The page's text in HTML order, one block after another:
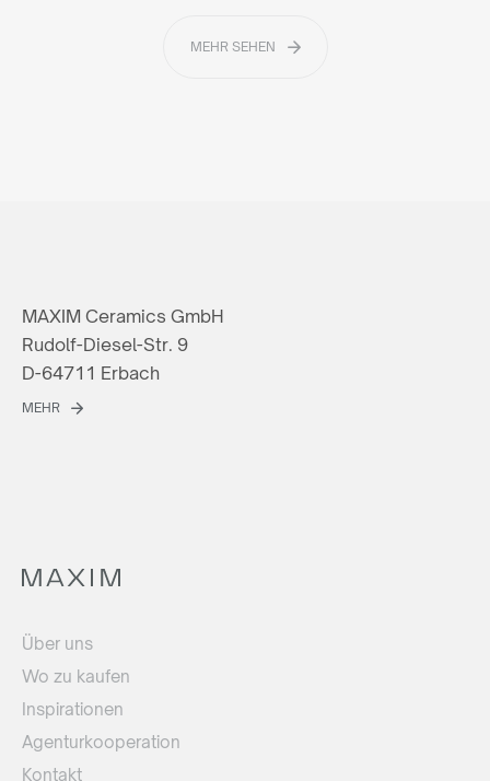
MEHR SEHEN
MAXIM Ceramics GmbH
Rudolf-Diesel-Str. 9
D-64711 Erbach
MEHR
Über uns
Wo zu kaufen
Inspirationen
Agenturkooperation
Kontakt